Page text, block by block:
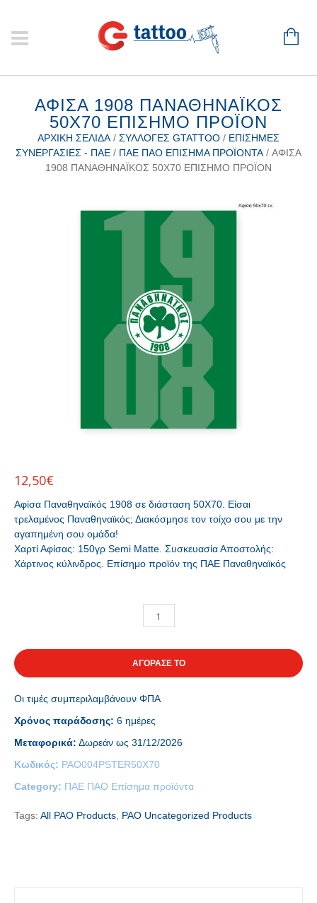
ΑΦΊΣΑ 1908 ΠΑΝΑΘΗΝΑΪΚΌΣ
50Χ70 ΕΠΊΣΗΜΟ ΠΡΟΪΌΝ
ΑΡΧΙΚΉ ΣΕΛΊΔΑ / ΣΥΛΛΟΓΈΣ GTATTOO / ΕΠΊΣΗΜΕΣ
ΣΥΝΕΡΓΑΣΊΕΣ - ΠΑΕ / ΠΑΕ ΠΑΟ ΕΠΊΣΗΜΑ ΠΡΟΪΌΝΤΑ / ΑΦΊΣΑ
1908 ΠΑΝΑΘΗΝΑΪΚΌΣ 50Χ70 ΕΠΊΣΗΜΟ ΠΡΟΪΌΝ
12,50€
Αφίσα Παναθηναϊκός 1908 σε διάσταση 50Χ70. Είσαι
τρελαμένος Παναθηναϊκός; Διακόσμησε τον τοίχο σου με την
αγαπημένη σου ομάδα!
Χαρτί Αφίσας: 150γρ Semi Matte. Συσκευασία Αποστολής:
Χάρτινος κύλινδρος. Επίσημο προϊόν της ΠΑΕ Παναθηναϊκός
ΑΓΟΡΑΣΕ ΤΟ
Οι τιμές συμπεριλαμβάνουν ΦΠΑ
Χρόνος παράδοσης: 6 ημέρες
Μεταφορικά: Δωρεάν ως 31/12/2026
Κωδικός: PAO004PSTER50X70
Category: ΠΑΕ ΠΑΟ Επίσημα προϊόντα
Tags: All PAO Products PAO Uncategorized Products